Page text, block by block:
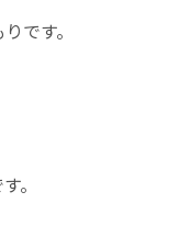
です。
。